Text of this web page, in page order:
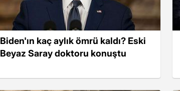
Biden'ın kaç aylık ömrü kaldı? Eski
Beyaz Saray doktoru konuştu